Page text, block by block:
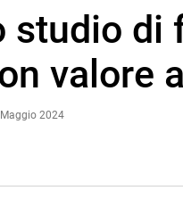
studio di
valore
2024